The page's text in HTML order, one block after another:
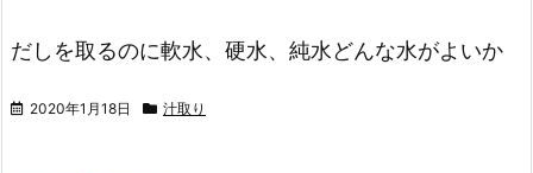
だしを取るのに軟水、硬水、純水どんな水がよいか
2020年1月18日 汁取り